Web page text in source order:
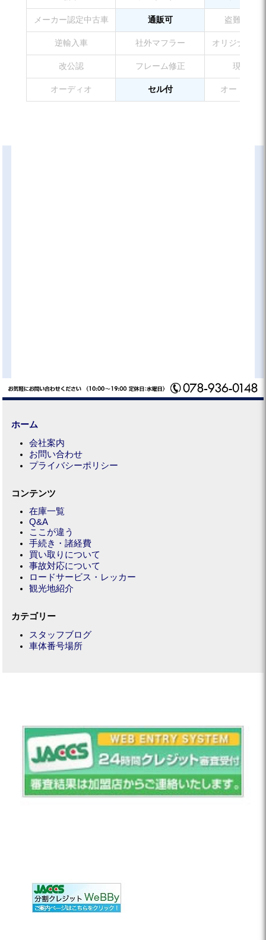
メーカー認定中古車 通販可 盗難防止
逆輸入車 社外マフラー オリジナルペ
改公認 フレーム修正 現状販売
オーディオ セル付 オートマチ
ホーム
会社案内
お問い合わせ
プライバシーポリシー
コンテンツ
在庫一覧
Q&A
ここが違う
手続き・諸経費
買い取りについて
事故対応について
ロードサービス・レッカー
観光地紹介
カテゴリー
スタッフブログ
車体番号場所